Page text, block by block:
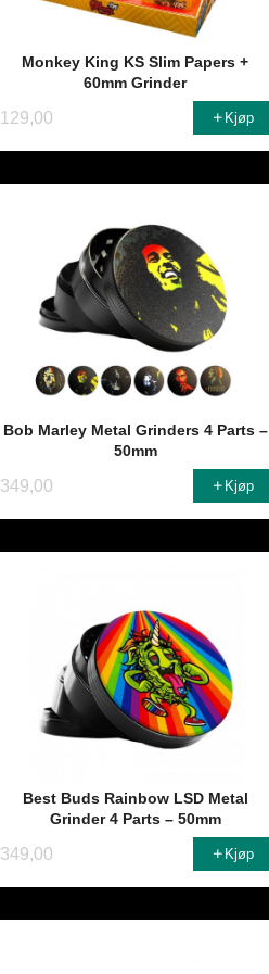
Monkey King KS Slim Papers +
60mm Grinder
129,00 Kjøp
Bob Marley Metal Grinders 4 Parts –
50mm
349,00 Kjøp
Best Buds Rainbow LSD Metal
Grinder 4 Parts – 50mm
349,00 Kjøp